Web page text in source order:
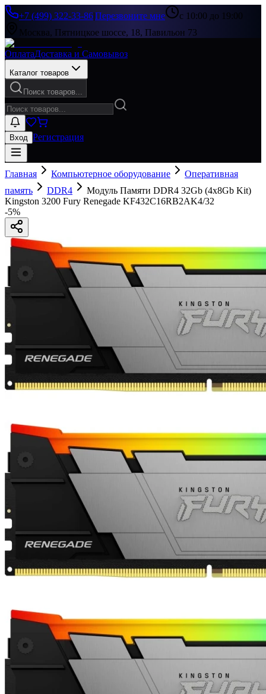
+7 (499) 322-33-86|Перезвоните мне
с 10:00 до 19:00
Москва, Пятницкое шоссе, 18, Павильон 73
ОплатаДоставка и Самовывоз
Каталог товаров
Поиск товаров...
Вход Регистрация
Главная Компьютерное оборудование
Оперативная
память
DDR4
Модуль Памяти DDR4 32Gb (4x8Gb Kit)
Kingston 3200 Fury Renegade KF432C16RB2AK4/32
-5%